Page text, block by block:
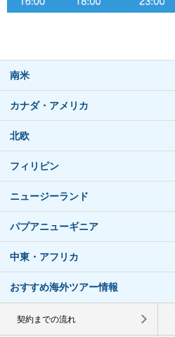
南米
カナダ・アメリカ
北欧
フィリピン
ニュージーランド
パプアニューギニア
中東・アフリカ
おすすめ海外ツアー情報
契約までの流れ